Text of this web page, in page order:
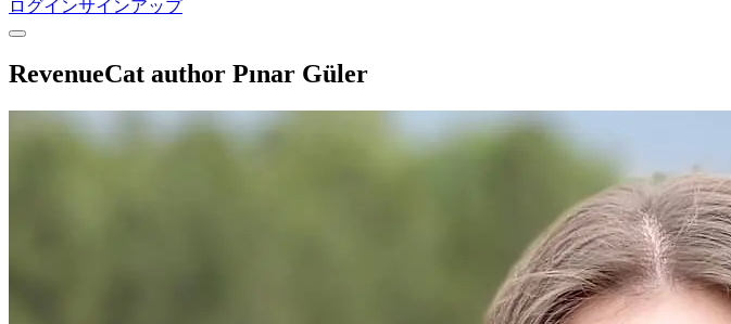
ログインサインアップ
RevenueCat author Pınar Güler